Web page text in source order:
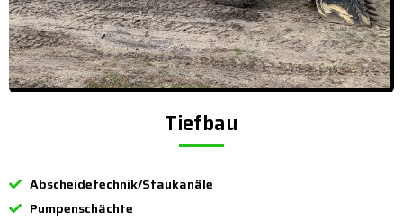
Tiefbau
Abscheidetechnik/Staukanäle
Pumpenschächte